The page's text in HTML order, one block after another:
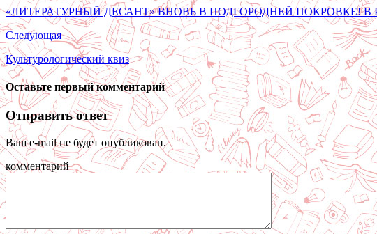
«ЛИТЕРАТУРНЫЙ ДЕСАНТ» ВНОВЬ В ПОДГОРОДНЕЙ ПОКРОВКЕ!
Следующая
Культурологический квиз
Оставьте первый комментарий
Отправить ответ
Ваш e-mail не будет опубликован.
комментарий